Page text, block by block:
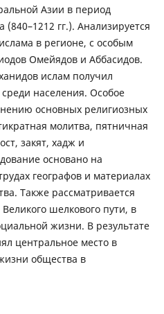
Азии в период
(840–1212 гг.). Анализируется
в регионе, с особым
Омейядов и Аббасидов.
ислам получил
населения. Особое
основных религиозных
молитва, пятничная
закят, хадж и
основано на
географов и материалах
Также рассматривается
шелкового пути, в
жизни. В результате
центральное место в
общества в